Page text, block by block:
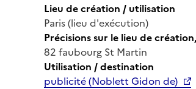
Lieu de création / utilisation
Paris (lieu d'exécution)
Précisions sur le lieu de
82 faubourg St Martin
Utilisation / destination
publicité (Noblett Gidon de)